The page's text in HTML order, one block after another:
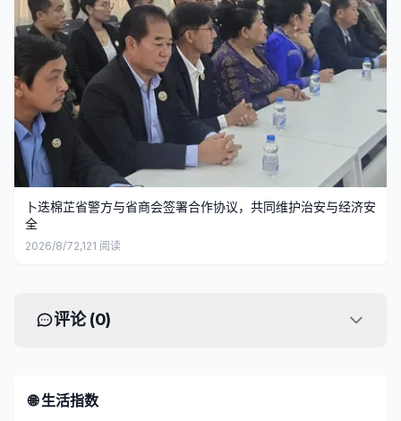
卜迭棉芷省警方与省商会签署合作协议，共同维护治安与经济安
全
2026/8/72,121 阅读
评论 (0)
🌐 生活指数